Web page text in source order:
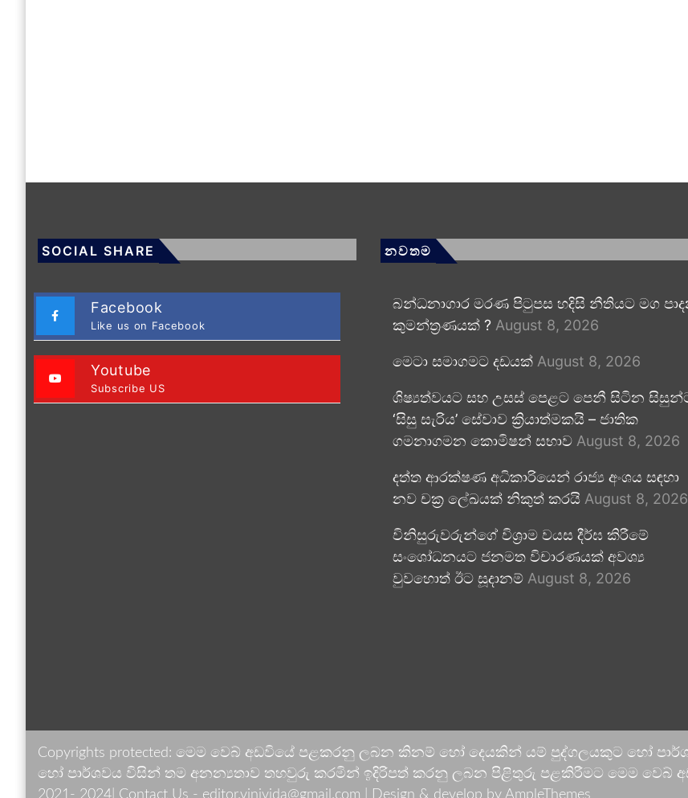
SOCIAL SHARE
Facebook
Like us on Facebook
Youtube
Subscribe US
නවතම
බන්ධනාගාර මරණ පිටුපස හදිසි නීතියට මග
කුමන්ත්‍රණයක් ? August 8, 2026
මෙටා සමාගමට දඩයක් August 8, 2026
ශිෂ්‍යත්වයට සහ උසස් පෙළට පෙනී සිටින
‘සිසු සැරිය’ සේවාව ක්‍රියාත්මකයි – ජාතික
ගමනාගමන කොමිෂන් සභාව August 8, 2026
දත්ත ආරක්ෂණ අධිකාරියෙන් රාජ්‍ය අංශය සඳහා
නව චක්‍ර ලේඛයක් නිකුත් කරයි August 8, 2026
විනිසුරුවරුන්ගේ විශ්‍රාම වයස දීර්ඝ කිරීමේ
සංශෝධනයට ජනමත විචාරණයක් අවශ්‍ය
වුවහොත් ඊට සූදානම් August 8, 2026
Copyrights protected: මෙම වෙබ් අඩවියේ පළකරනු ලබන කිනම් හෝ දෙයකින් යම් පුද්ගලයකුට හෝ
හෝ පාර්ශවය විසින් තම අනන්‍යතාව තහවුරු කරමින් ඉදිරිපත් කරනු ලබන පිළිතුරු පළකිරීමට මෙම වෙබ්
2021- 2024| Contact Us - editor.vinivida@gmail.com |
Design & develop by AmpleThemes